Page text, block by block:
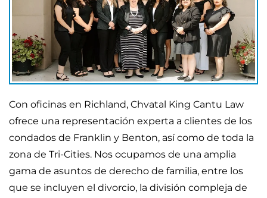
Con oficinas en Richland, Chvatal King Cantu Law
ofrece una representación experta a clientes de los
condados de Franklin y Benton, así como de toda la
zona de Tri-Cities. Nos ocupamos de una amplia
gama de asuntos de derecho de familia, entre los
que se incluyen el divorcio, la división compleja de